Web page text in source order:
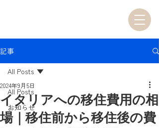
記事
All Posts
お知らせ
All Posts
イタリアへの移住費用の相
場｜移住前から移住後の費
2024年9月5日